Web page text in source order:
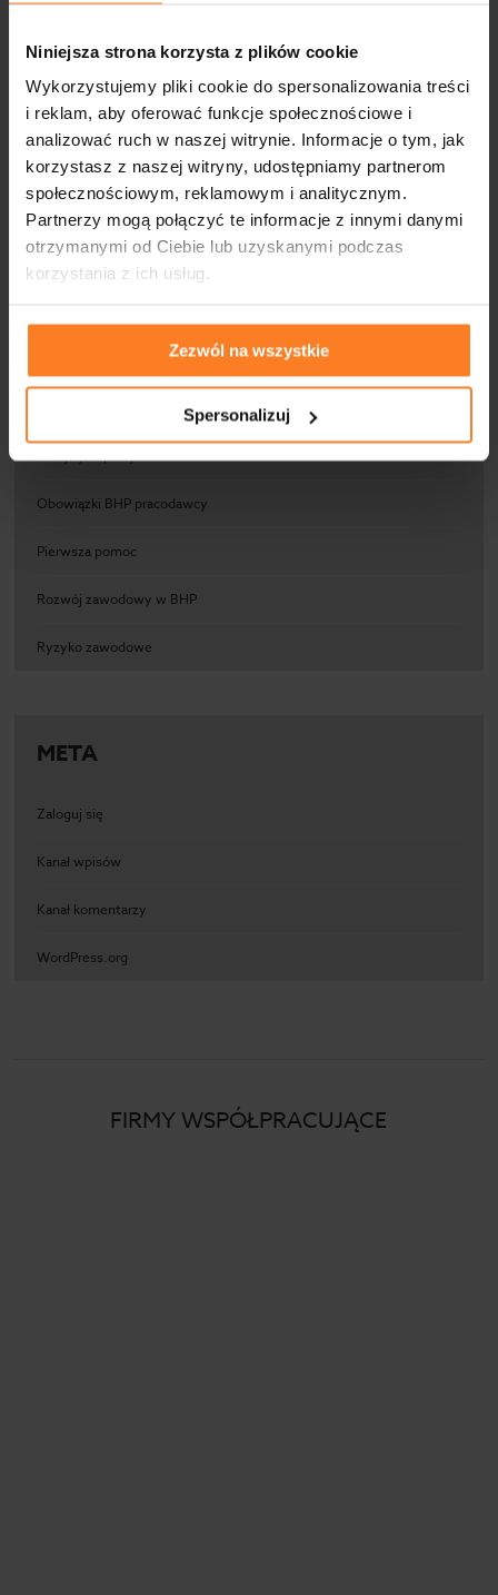
Niniejsza strona korzysta z plików cookie
Wykorzystujemy pliki cookie do spersonalizowania treści
i reklam, aby oferować funkcje społecznościowe i
analizować ruch w naszej witrynie. Informacje o tym, jak
korzystasz z naszej witryny, udostępniamy partnerom
społecznościowym, reklamowym i analitycznym.
Partnerzy mogą połączyć te informacje z innymi danymi
otrzymanymi od Ciebie lub uzyskanymi podczas
korzystania z ich usług.
Zezwól na wszystkie
Spersonalizuj
luty 2011
styczeń 2011
grudzień 2010
KATEGORIE
Obowiązki BHP pracodawcy
Pierwsza pomoc
Rozwój zawodowy w BHP
Ryzyko zawodowe
META
Zaloguj się
Kanał wpisów
Kanał komentarzy
WordPress.org
FIRMY WSPÓŁPRACUJĄCE